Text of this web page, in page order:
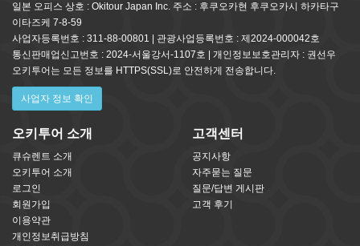
일본 오피스 상호 : Okitour Japan Inc. 주소 : 후쿠오카현 후쿠오카시 하카타구
이타즈케 7-8-59
사업자등록번호 : 311-88-00801 | 관광사업등록번호 : 제2024-000042호
통신판매업신고번호 : 2024-서울강서-1107호 | 개인정보보호관리자 : 권선우
오키투어는 모든 정보를 HTTPS(SSL)로 안전하게 전송합니다.
사업자 정보 확인
오키투어 소개
큐슈렌트 소개
오키투어 소개
로그인
회원가입
이용약관
개인정보취급방침
고객센터
공지사항
자주묻는 질문
질문/답변 게시판
고객 후기